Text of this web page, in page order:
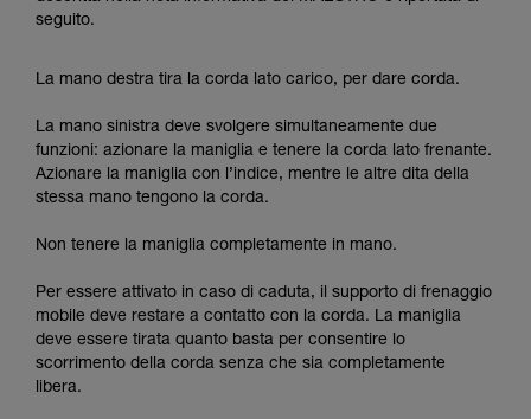
seguito.
La mano destra tira la corda lato carico, per dare corda.
La mano sinistra deve svolgere simultaneamente due
funzioni: azionare la maniglia e tenere la corda lato frenante.
Azionare la maniglia con l’indice, mentre le altre dita della
stessa mano tengono la corda.
Non tenere la maniglia completamente in mano.
Per essere attivato in caso di caduta, il supporto di frenaggio
mobile deve restare a contatto con la corda. La maniglia
deve essere tirata quanto basta per consentire lo
scorrimento della corda senza che sia completamente
libera.